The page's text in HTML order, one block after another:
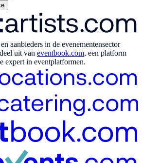
aanbieders in de evenementensector
uit van eventbook.com, een platform
expert in eventplatformen.